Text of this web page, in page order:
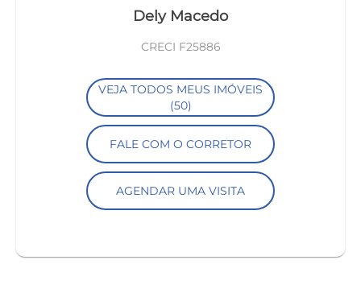
Dely Macedo
CRECI F25886
VEJA TODOS MEUS IMÓVEIS
(50)
FALE COM O CORRETOR
AGENDAR UMA VISITA